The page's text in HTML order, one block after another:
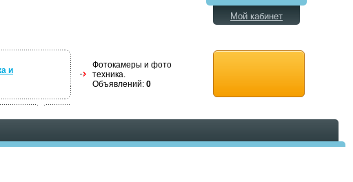
и
Фотокамеры и фото
техника.
Объявлений: 0
Мой кабинет